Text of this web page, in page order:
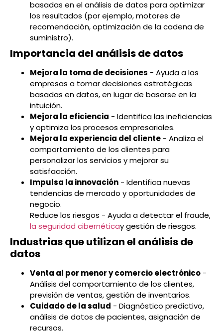
basadas en el análisis de datos para optimizar
los resultados (por ejemplo, motores de
recomendación, optimización de la cadena de
suministro).
Importancia del análisis de datos
Mejora la toma de decisiones - Ayuda a las
empresas a tomar decisiones estratégicas
basadas en datos, en lugar de basarse en la
intuición.
Mejora la eficiencia - Identifica las ineficiencias
y optimiza los procesos empresariales.
Mejora la experiencia del cliente - Analiza el
comportamiento de los clientes para
personalizar los servicios y mejorar su
satisfacción.
Impulsa la innovación - Identifica nuevas
tendencias de mercado y oportunidades de
negocio.
Reduce los riesgos - Ayuda a detectar el fraude,
la seguridad cibernéticay gestión de riesgos.
Industrias que utilizan el análisis de
datos
Venta al por menor y comercio electrónico -
Análisis del comportamiento de los clientes,
previsión de ventas, gestión de inventarios.
Cuidado de la salud - Diagnóstico predictivo,
análisis de datos de pacientes, asignación de
recursos.